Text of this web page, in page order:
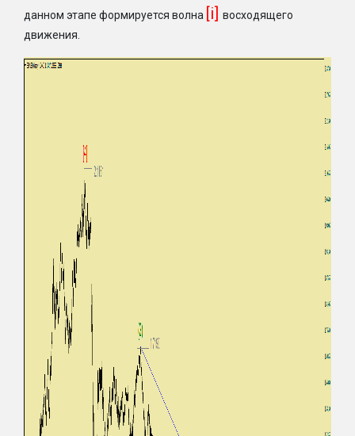
данном этапе формируется волна [i] восходящего
движения.